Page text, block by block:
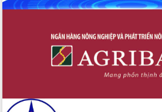
Định vị cà phê Việt Nam như một “di
Xây dựng nông thôn mới: Nâng cao đời
sống người dân từ những mô hình thiết
Quyết liệt tháo gỡ vướng mắc, đẩy
trong Khu kinh tế Nam Phú Yên